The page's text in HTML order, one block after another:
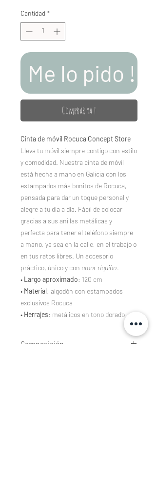
Cantidad *
Me lo pido !
Comprar ya !
Cinta de móvil Rocuca Concept Store
Lleva tu móvil siempre contigo con estilo
y comodidad. Nuestra cinta de móvil
está hecha a mano en Galicia con los
estampados más bonitos de Rocuca,
pensada para dar un toque personal y
alegre a tu día a día. Fácil de colocar
gracias a sus anillas metálicas y
perfecta para tener el teléfono siempre
a mano, ya sea en la calle, en el trabajo o
en tus ratos libres. Un accesorio
práctico, único y con amor riquiño.
• Largo aproximado: 120 cm
• Material: algodón con estampados
exclusivos Rocuca
• Herrajes: metálicos en tono dorado
Composición